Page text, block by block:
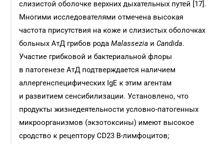
слизистой оболочке верхних дыхательных путей [17].
Многими исследователями отмечена высокая
частота присутствия на коже и слизистых оболочках
больных АтД грибов родаMalassezia и Candida.
Участие грибковой и бактериальной флоры
в патогенезе АтД подтверждается наличием
аллергенспецифических IgE к этим агентам
и развитием сенсибилизации. Установлено, что
продукты жизнедеятельности условно-патогенных
микроорганизмов (экзотоксины) имеют высокое
сродство к рецептору CD23 В-лимфоцитов;